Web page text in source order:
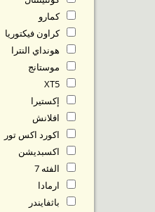
كمارو
كراون فيكتوريا
هونداي النترا
موستانج
إكستيرا
افلانش
اكورد اكس تور
اكسبديشن
الفئه 7
ارمادا
باثفايندر